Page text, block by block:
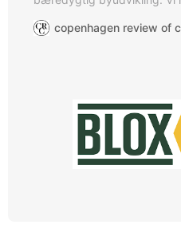
nyeste forskning, øge sin